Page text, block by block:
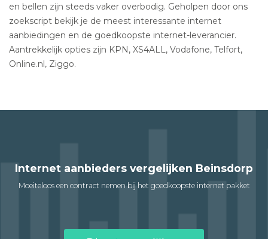
en bellen zijn steeds vaker overbodig. Geholpen door ons
zoekscript bekijk je de meest interessante internet
aanbiedingen en de goedkoopste internet-leverancier.
Aantrekkelijk opties zijn KPN, XS4ALL, Vodafone, Telfort,
Online.nl, Ziggo.
Internet aanbieders vergelijken Beinsdorp
Moeiteloos een contract nemen bij het goedkoopste internet pakket